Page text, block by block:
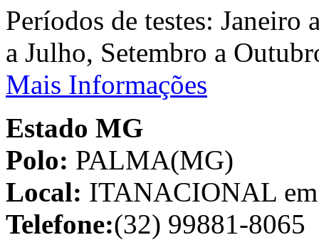
Períodos de testes:
a Julho, Setembro a
Mais Informações
Estado MG
Polo: PALMA(MG)
Local: ITANACIONAL
Telefone:(32) 99881-8065